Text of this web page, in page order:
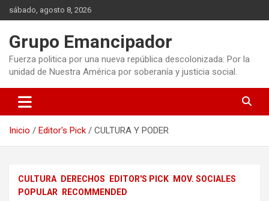
Saltar
al
sábado, agosto 8, 2026
Grupo Emancipador
Fuerza politica por una nueva república descolonizada: Por la
unidad de Nuestra América por soberanía y justicia social.
Inicio Editor's Pick CULTURA Y PODER
CULTURA DERECHOS EDITOR'S PICK
MOV. SOCIALES
POPULAR
RECOMMENDED